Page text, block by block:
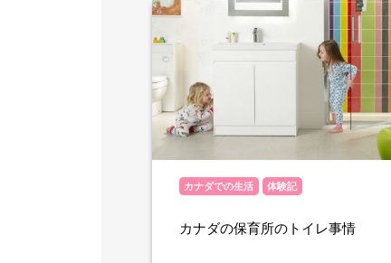
カナダでの生活 体験記
カナダの保育所のトイレ事情